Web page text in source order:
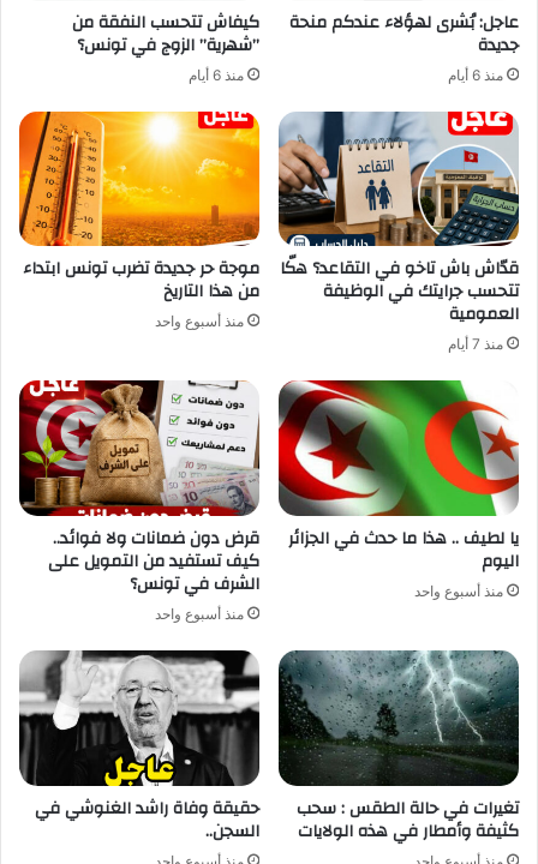
عاجل: بُشرى لهؤلاء عندكم منحة
جديدة
منذ 6 أيام
كيفاش تتحسب النفقة من
”شهرية” الزوج في تونس؟
منذ 6 أيام
قدّاش باش تاخو في التقاعد؟ هكّا
تتحسب جرايتك في الوظيفة
العمومية
منذ 7 أيام
موجة حر جديدة تضرب تونس ابتداء
من هذا التاريخ
منذ أسبوع واحد
يا لطيف .. هذا ما حدث في الجزائر
اليوم
منذ أسبوع واحد
قرض دون ضمانات ولا فوائد..
كيف تستفيد من التمويل على
الشرف في تونس؟
منذ أسبوع واحد
تغيرات في حالة الطقس : سحب
كثيفة وأمطار في هذه الولايات
حقيقة وفاة راشد الغنوشي في
السجن..